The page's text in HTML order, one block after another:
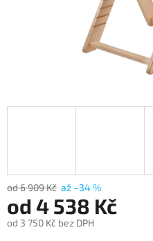
od 6 909 Kč až –34 %
od 4 538 Kč
od 3 750 Kč bez DPH